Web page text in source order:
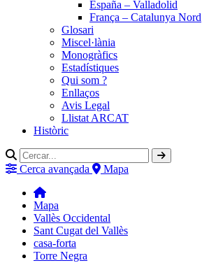
España – Valladolid
França – Catalunya Nord
Glosari
Miscel·lània
Monogràfics
Estadístiques
Qui som ?
Enllaços
Avis Legal
Llistat ARCAT
Històric
Cerca avançada Mapa
Mapa
Vallès Occidental
Sant Cugat del Vallès
casa-forta
Torre Negra